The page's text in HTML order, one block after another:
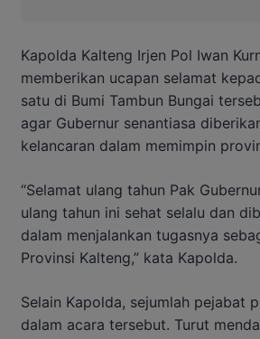
Kapolda Kalteng Irjen Pol Iwan
memberikan ucapan selamat
satu di Bumi Tambun Bungai
agar Gubernur senantiasa
kelancaran dalam memimpin
“Selamat ulang tahun Pak
ulang tahun ini sehat selalu dan
dalam menjalankan tugasnya
Provinsi Kalteng,” kata Kapolda.
Selain Kapolda, sejumlah pejabat
dalam acara tersebut. Turut